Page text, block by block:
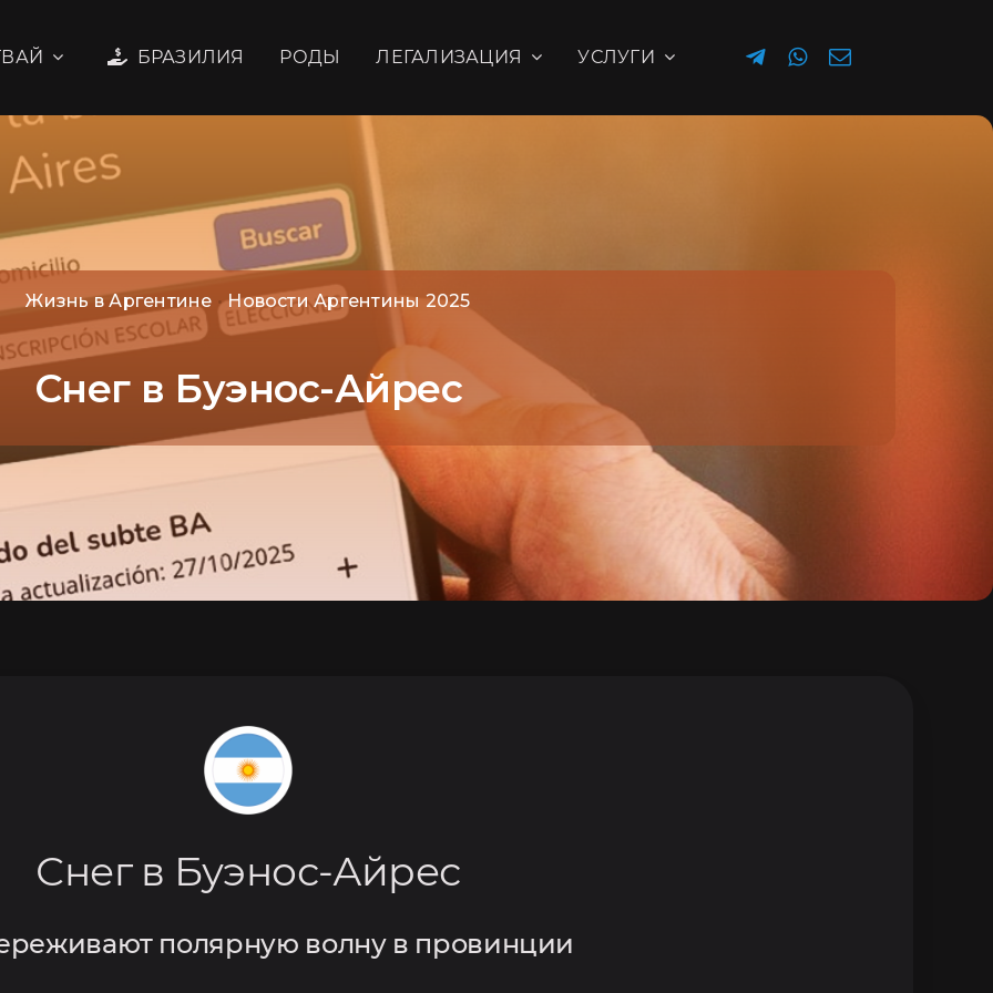
БРАЗИЛИЯ РОДЫ ЛЕГАЛИЗАЦИЯ УСЛУГИ
Жизнь в Аргентине •Новости Аргентины 2025
Снег в Буэнос-Айрес
Снег в Буэнос-Айрес
полярную волну в провинции